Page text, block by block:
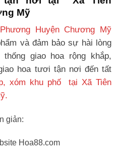
Mỹ
Huyện Chương Mỹ
và đảm bảo sự hài lòng
giao hoa rộng khắp,
hoa tươi tận nơi đến tất
xóm khu phố tại Xã Tiên
giản:
Hoa88.com